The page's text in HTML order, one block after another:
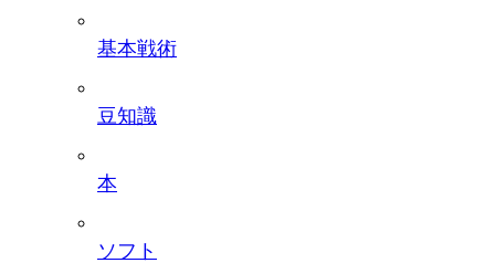
基本戦術
豆知識
本
ソフト